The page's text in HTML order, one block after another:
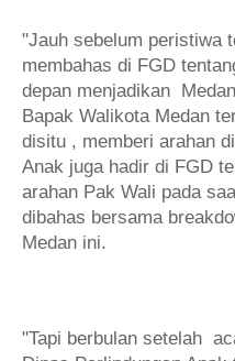
"Jauh sebelum peristiwa
membahas di FGD
depan menjadikan
Bapak Walikota Medan
disitu , memberi arahan
Anak juga hadir di FGD
arahan Pak Wali pada
dibahas bersama
Medan ini.
"Tapi berbulan setelah